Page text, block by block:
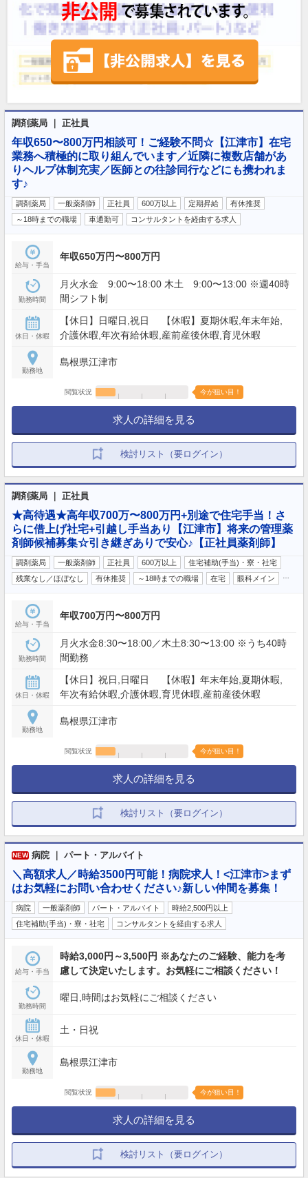
調剤薬局 ｜ 正社員
年収650〜800万円相談可！ご経験不問☆【江津市】在宅
業務へ積極的に取り組んでいます／近隣に複数店舗があ
りヘルプ体制充実／医師との往診同行などにも携われま
す♪
調剤薬局 一般薬剤師 正社員 600万以上 定期昇給
有休推奨
～18時までの職場
車通勤可 コンサルタントを経由する求人
給与・手当
年収650万円〜800万円
勤務時間
月火水金 9:00〜18:00 木土 9:00〜13:00 ※週40時
間シフト制
休日・休暇
【休日】日曜日,祝日 【休暇】夏期休暇,年末年始,
介護休暇,年次有給休暇,産前産後休暇,育児休暇
勤務地
島根県江津市
閲覧状況 今が狙い目！
求人の詳細を見る
検討リスト（要ログイン）
調剤薬局 ｜ 正社員
★高待遇★高年収700万〜800万円+別途で住宅手当！さ
らに借上げ社宅+引越し手当あり【江津市】将来の管理薬
剤師候補募集☆引き継ぎありで安心♪【正社員薬剤師】
調剤薬局 一般薬剤師 正社員 600万以上
住宅補助(手当)・寮・社宅
残業なし／ほぼなし
有休推奨 ～18時までの職場 在宅 眼科メイン
給与・手当
年収700万円〜800万円
勤務時間
月火水金8:30〜18:00／木土8:30〜13:00 ※うち40時
間勤務
休日・休暇
【休日】祝日,日曜日 【休暇】年末年始,夏期休暇,
年次有給休暇,介護休暇,育児休暇,産前産後休暇
勤務地
島根県江津市
閲覧状況 今が狙い目！
求人の詳細を見る
検討リスト（要ログイン）
NEW 病院 ｜ パート・アルバイト
＼高額求人／時給3500円可能！病院求人！<江津市>まず
はお気軽にお問い合わせください♪新しい仲間を募集！
病院 一般薬剤師 パート・アルバイト
時給2,500円以上
住宅補助(手当)・寮・社宅
コンサルタントを経由する求人
給与・手当
時給3,000円～3,500円 ※あなたのご経験、能力を考
慮して決定いたします。お気軽にご相談ください！
勤務時間
曜日,時間はお気軽にご相談ください
休日・休暇
土・日祝
勤務地
島根県江津市
閲覧状況 今が狙い目！
求人の詳細を見る
検討リスト（要ログイン）